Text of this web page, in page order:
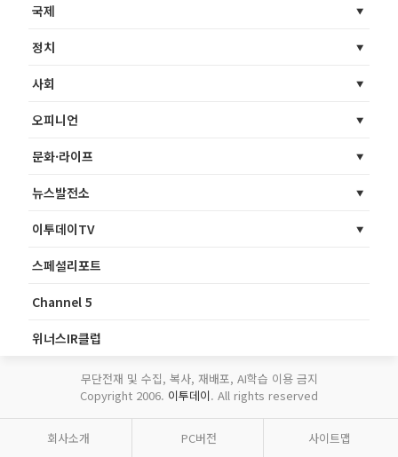
국제
정치
사회
오피니언
문화·라이프
뉴스발전소
이투데이TV
스페셜리포트
Channel 5
위너스IR클럽
무단전재 및 수집, 복사, 재배포, AI학습 이용 금지
Copyright 2006. 이투데이. All rights reserved
회사소개 PC버전 사이트맵